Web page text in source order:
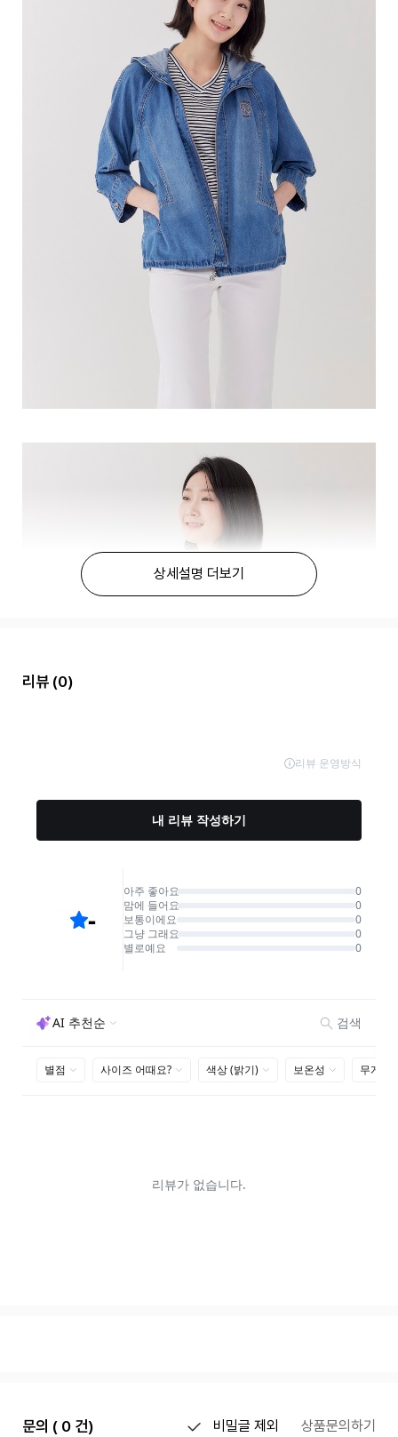
상세설명 더보기
리뷰 (0)
문의 ( 0 건) 비밀글 제외 상품문의하기